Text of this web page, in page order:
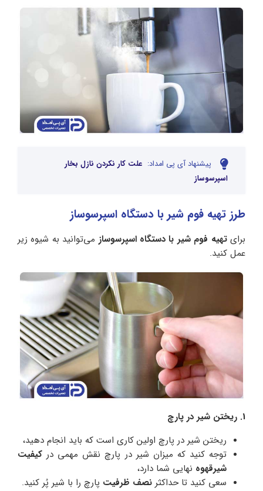
پیشنهاد آی پی امداد: علت کار نکردن نازل بخار
اسپرسوساز
طرز تهیه فوم شیر با دستگاه اسپرسوساز
برایتهیه فوم شیر با دستگاه اسپرسوساز می‌توانید به شیوه زیر
عمل کنید.
1. ریختن شیر در پارچ
ریختن شیر در پارچ اولین کاری است که باید انجام دهید،
توجه کنید که میزان شیر در پارچ نقش مهمی در کیفیت
شیرقهوه نهایی شما دارد،
سعی کنید تا حداکثر نصف ظرفیت پارچ را با شیر پُر کنید.